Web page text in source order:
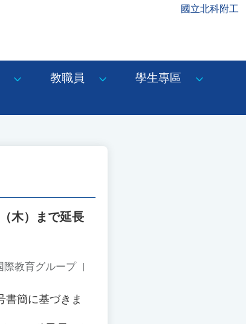
國立北科附工
教職員
學生專區
木）まで延長
際教育グループ |
書簡に基づきま